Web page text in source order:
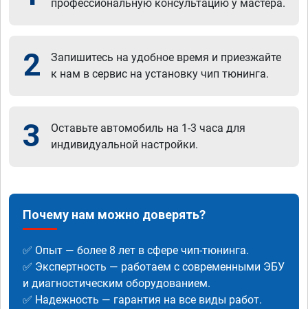
профессиональную консультацию у мастера.
2
Запишитесь на удобное время и приезжайте
к нам в сервис на установку чип тюнинга.
3
Оставьте автомобиль на 1-3 часа для
индивидуальной настройки.
Почему нам можно доверять?
✅ Опыт — более 8 лет в сфере чип-тюнинга.
✅ Экспертность — работаем с современными ЭБУ
и диагностическим оборудованием.
✅ Надежность — гарантия на все виды работ.